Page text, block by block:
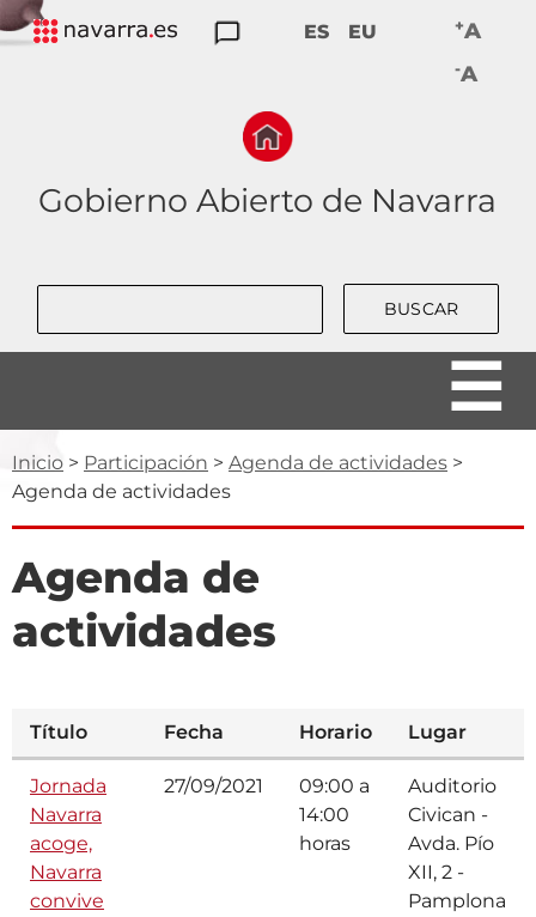
Skip
to
Gobierno Abierto de Navarra
ES EU +A
-A
Ruta
de
navegación
Inicio Participación
Agenda de actividades
Agenda de actividades
Agenda de
actividades
Título Fecha Horario Lugar
Jornada
Navarra
acoge,
Navarra
convive
27/09/2021
09:00 a
14:00
horas
Auditorio
Civican -
Avda. Pío
XII, 2 -
Pamplona